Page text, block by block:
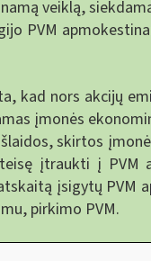
veiklą,
PVM
kad nors akcijų
įmonės
skirtos
įtraukti į PVM
įsigytų
pirkimo PVM.